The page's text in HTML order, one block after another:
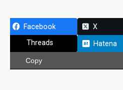
Facebook X
Threads
Hatena
Copy